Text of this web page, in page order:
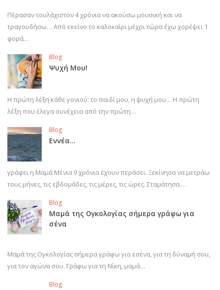
Πέρασαν τουλάχιστον 4 χρόνια να ακούσω μουσική και να
τραγουδήσω… Από εκείνο το καλοκαίρι μέχρι τώρα έχω χορέψει 1
φορά…
Blog
Ψυχή Μου!
Η πρώτη λέξη κάθε γονιού: το παιδί μου, η ψυχή μου… Η πρώτη
λέξη που έλεγα συνέχεια από την πρώτη…
Blog
Εννέα…
γράφει η Μαμά Μένια 9 χρόνια έχουν περάσει. Ξεκίνησα να μετράω
τους μήνες, τις εβδομάδες, τις μέρες, τις ώρες. Σταμάτησα.…
Blog
Μαμά της Ογκολογίας σήμερα γράφω για
σένα
Μαμά της Ογκολογίας σήμερα γράφω για εσένα, για τη δύναμή σου,
για τον αγώνα σου. Γράφω για τη Νίκη, μαμά…
Blog